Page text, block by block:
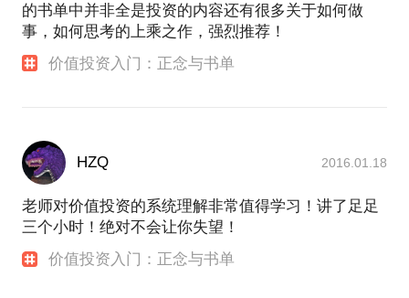
的书单中并非全是投资的内容还有很多关于如何做
事，如何思考的上乘之作，强烈推荐！
价值投资入门：正念与书单
HZQ 2016.01.18
老师对价值投资的系统理解非常值得学习！讲了足足
三个小时！绝对不会让你失望！
价值投资入门：正念与书单